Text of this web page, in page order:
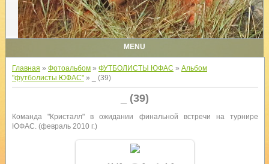
MENU
Главная » Фотоальбом» ФУТБОЛИСТЫ ЮФАС » Альбом
"футболисты ЮФАС"» _ (39)
_ (39)
Команда "Кристалл" в ожидании финальной встречи на турнире
ЮФАС. (февраль 2010 г.)